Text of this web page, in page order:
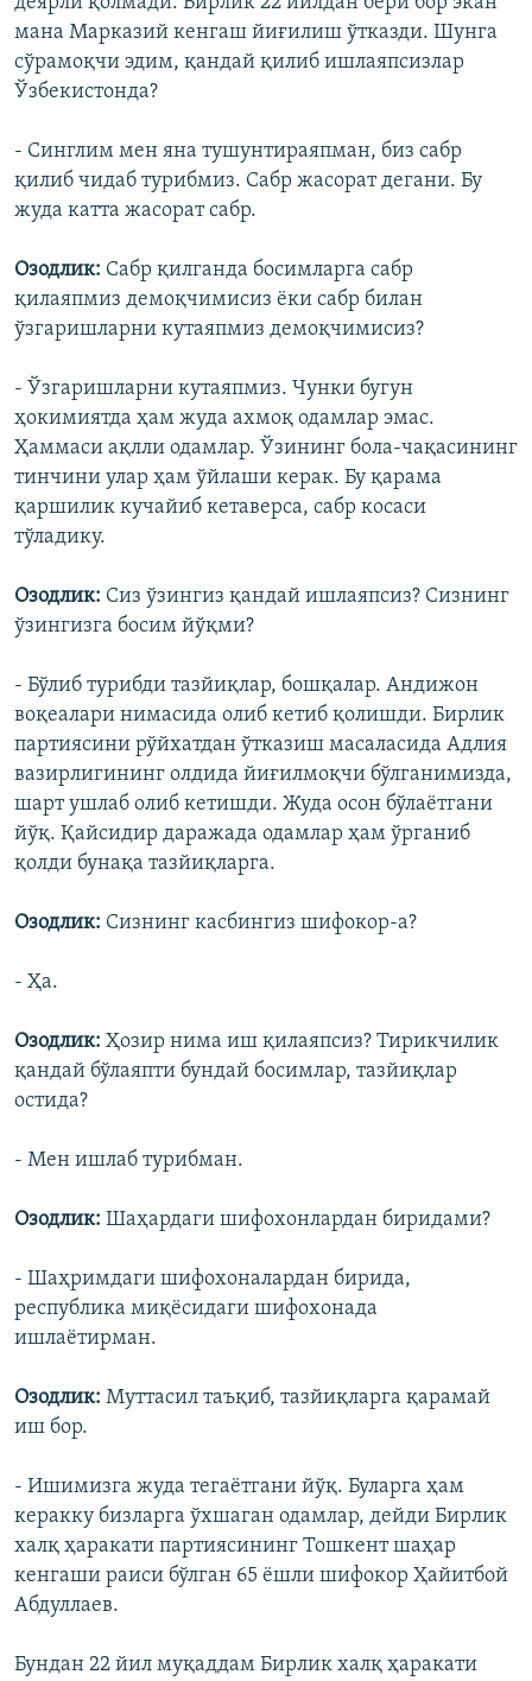
мана Марказий кенгаш йиғилиш ўтказди. Шунга
сўрамоқчи эдим, қандай қилиб ишлаяпсизлар
Ўзбекистонда?
- Синглим мен яна тушунтираяпман, биз сабр
қилиб чидаб турибмиз. Сабр жасорат дегани. Бу
жуда катта жасорат сабр.
Озодлик: Сабр қилганда босимларга сабр
қилаяпмиз демоқчимисиз ëки сабр билан
ўзгаришларни кутаяпмиз демоқчимисиз?
- Ўзгаришларни кутаяпмиз. Чунки бугун
ҳокимиятда ҳам жуда ахмоқ одамлар эмас.
Ҳаммаси ақлли одамлар. Ўзининг бола-чақасининг
тинчини улар ҳам ўйлаши керак. Бу қарама
қаршилик кучайиб кетаверса, сабр косаси
тўладику.
Озодлик: Сиз ўзингиз қандай ишлаяпсиз? Сизнинг
ўзингизга босим йўқми?
- Бўлиб турибди тазйиқлар, бошқалар. Андижон
воқеалари нимасида олиб кетиб қолишди. Бирлик
партиясини рўйхатдан ўтказиш масаласида Адлия
вазирлигининг олдида йиғилмоқчи бўлганимизда,
шарт ушлаб олиб кетишди. Жуда осон бўлаëтгани
йўқ. Қайсидир даражада одамлар ҳам ўрганиб
қолди бунақа тазйиқларга.
Озодлик: Сизнинг касбингиз шифокор-а?
- Ҳа.
Озодлик: Ҳозир нима иш қилаяпсиз? Тирикчилик
қандай бўлаяпти бундай босимлар, тазйиқлар
остида?
- Мен ишлаб турибман.
Озодлик: Шаҳардаги шифохонлардан биридами?
- Шаҳримдаги шифохоналардан бирида,
республика миқëсидаги шифохонада
ишлаëтирман.
Озодлик: Муттасил таъқиб, тазйиқларга қарамай
иш бор.
- Ишимизга жуда тегаëтгани йўқ. Буларга ҳам
керакку бизларга ўхшаган одамлар, дейди Бирлик
халқ ҳаракати партиясининг Тошкент шаҳар
кенгаши раиси бўлган 65 ёшли шифокор Ҳайитбой
Абдуллаев.
Бундан 22 йил муқаддам Бирлик халқ ҳаракати